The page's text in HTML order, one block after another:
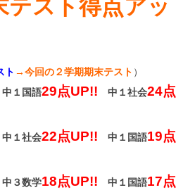
テスト得点アッ
ト →今回の２学期期末テスト ）
中１国語29点UP!! 中１社会24点
中１社会22点UP!! 中１国語19点
中３数学18点UP!! 中１国語17点